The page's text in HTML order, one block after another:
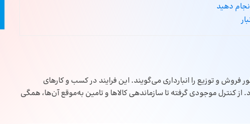
دهید
فروش و توزیع را انبارداری می‌گویند. این فرایند در کسب و کارهای
کنترل موجودی گرفته تا سازماندهی کالاها و تامین به‌موقع آن‌ها، همگی